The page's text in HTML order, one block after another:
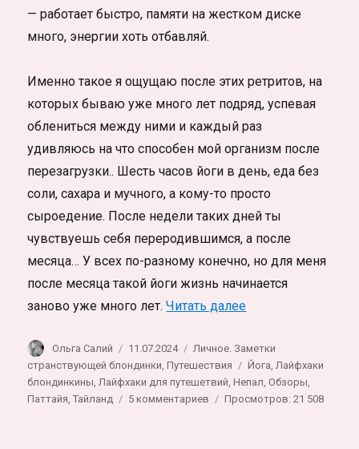
— работает быстро, памяти на жестком диске
много, энергии хоть отбавляй.
Именно такое я ощущаю после этих ретритов, на
которых бываю уже много лет подряд, успевая
облениться между ними и каждый раз
удивляюсь на что способен мой организм после
перезагрузки.. Шесть часов йоги в день, еда без
соли, сахара и мучного, а кому-то просто
сыроедение. После недели таких дней ты
чувствуешь себя переродившимся, а после
месяца… У всех по-разному конечно, но для меня
после месяца такой йоги жизнь начинается
заново уже много лет.Читать далее«Лучшая йога для
Автор
Ольга Салий Опубликовано
11.07.2024 Рубрики
Личное. Заметки
странствующей блондинки ,Путешествия Метки
Йога Лайфхаки
блондинкины Лайфхаки для путешетвий ,Непал ,Обзоры
Паттайя ,Тайланд 5 комментариев Просмотров: 21 508